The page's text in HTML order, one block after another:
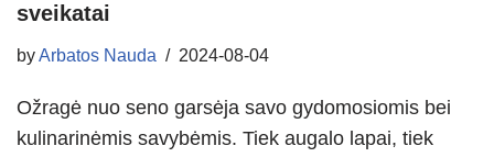
sveikatai
byArbatos Nauda 2024-08-04
Ožragė nuo seno garsėja savo gydomosiomis bei
kulinarinėmis savybėmis. Tiek augalo lapai, tiek